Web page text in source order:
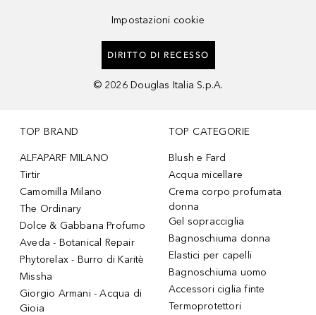
Impostazioni cookie
DIRITTO DI RECESSO
© 2026 Douglas Italia S.p.A.
TOP BRAND
ALFAPARF MILANO
Tirtir
Camomilla Milano
The Ordinary
Dolce & Gabbana Profumo
Aveda - Botanical Repair
Phytorelax - Burro di Karitè
Missha
Giorgio Armani - Acqua di
Gioia
TOP CATEGORIE
Blush e Fard
Acqua micellare
Crema corpo profumata
donna
Gel sopracciglia
Bagnoschiuma donna
Elastici per capelli
Bagnoschiuma uomo
Accessori ciglia finte
Termoprotettori